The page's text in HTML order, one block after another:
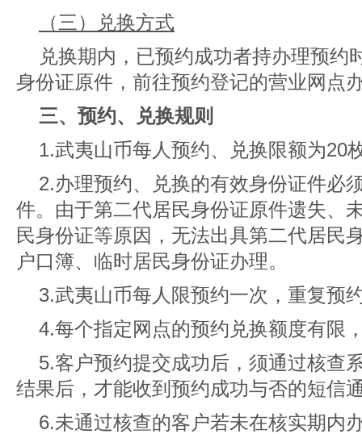
（三）兑换方式
兑换期内，已预约成功者持办理预约
身份证原件，前往预约登记的营业网点
三、预约、兑换规则
1.武夷山币每人预约、兑换限额为20
2.办理预约、兑换的有效身份证件必
件。由于第二代居民身份证原件遗失、
民身份证等原因，无法出具第二代居民
户口簿、临时居民身份证办理。
3.武夷山币每人限预约一次，重复预
4.每个指定网点的预约兑换额度有限
5.客户预约提交成功后，须通过核查
结果后，才能收到预约成功与否的短信
6.未通过核查的客户若未在核实期内